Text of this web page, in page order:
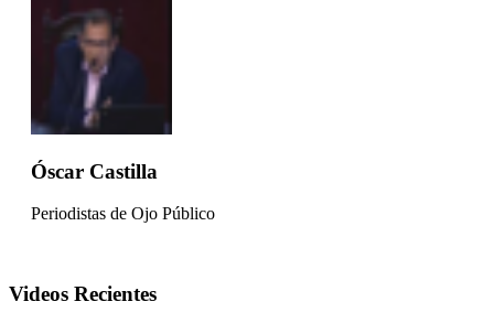
Óscar Castilla
Periodistas de Ojo Público
Videos Recientes